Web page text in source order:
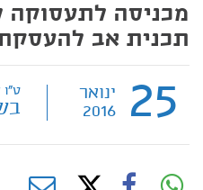
מכניסה לתעסוקה
תכנית אב
25
ינואר
2016